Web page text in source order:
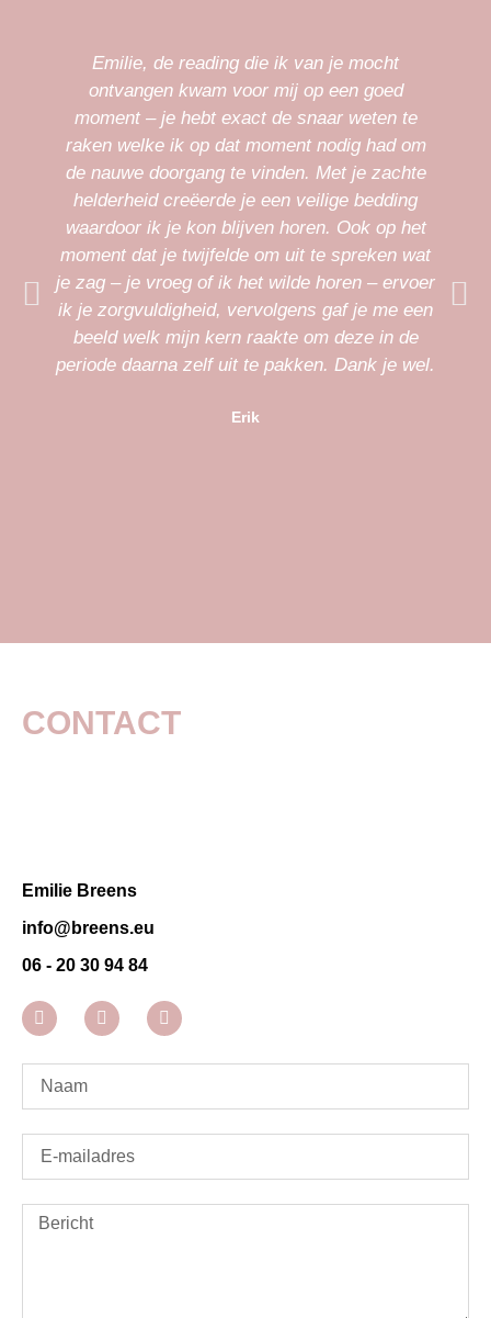
Emilie, de reading die ik van je mocht
ontvangen kwam voor mij op een goed
moment – je hebt exact de snaar weten te
raken welke ik op dat moment nodig had om
de nauwe doorgang te vinden. Met je zachte
helderheid creëerde je een veilige bedding
waardoor ik je kon blijven horen. Ook op het
moment dat je twijfelde om uit te spreken wat
je zag – je vroeg of ik het wilde horen – ervoer
ik je zorgvuldigheid, vervolgens gaf je me een
beeld welk mijn kern raakte om deze in de
periode daarna zelf uit te pakken. Dank je wel.
Erik
CONTACT
Emilie Breens
info@breens.eu
06 - 20 30 94 84